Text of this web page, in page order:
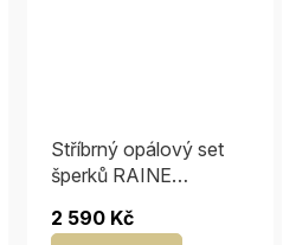
Stříbrný opálový set
šperků RAINE
2 590 Kč